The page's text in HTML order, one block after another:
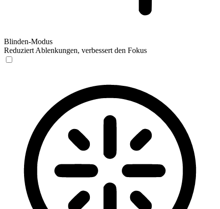
Blinden-Modus
Reduziert Ablenkungen, verbessert den Fokus